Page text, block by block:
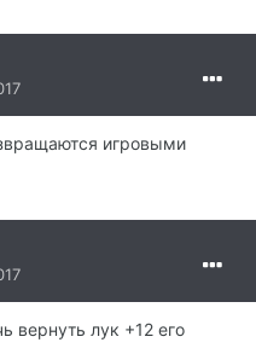
игровыми
вернуть лук +12 его